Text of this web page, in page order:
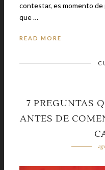
contestar, es momento de ponerle
que …
READ MORE
7 PREGUNTAS
ANTES DE